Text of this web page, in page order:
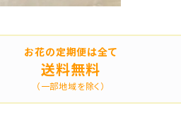
お花の定期便は全て
送料無料
（一部地域を除く）